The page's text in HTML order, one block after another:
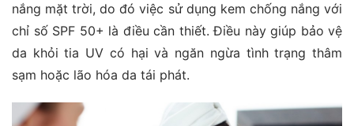
nắng mặt trời, do đó việc sử dụng kem chống nắng với
chỉ số SPF 50+ là điều cần thiết. Điều này giúp bảo vệ
da khỏi tia UV có hại và ngăn ngừa tình trạng thâm
sạm hoặc lão hóa da tái phát​.